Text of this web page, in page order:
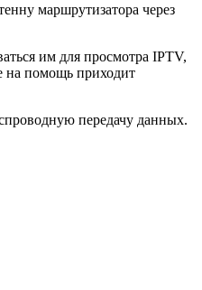
маршрутизатора через
им для просмотра IPTV,
на помощь приходит
передачу данных.